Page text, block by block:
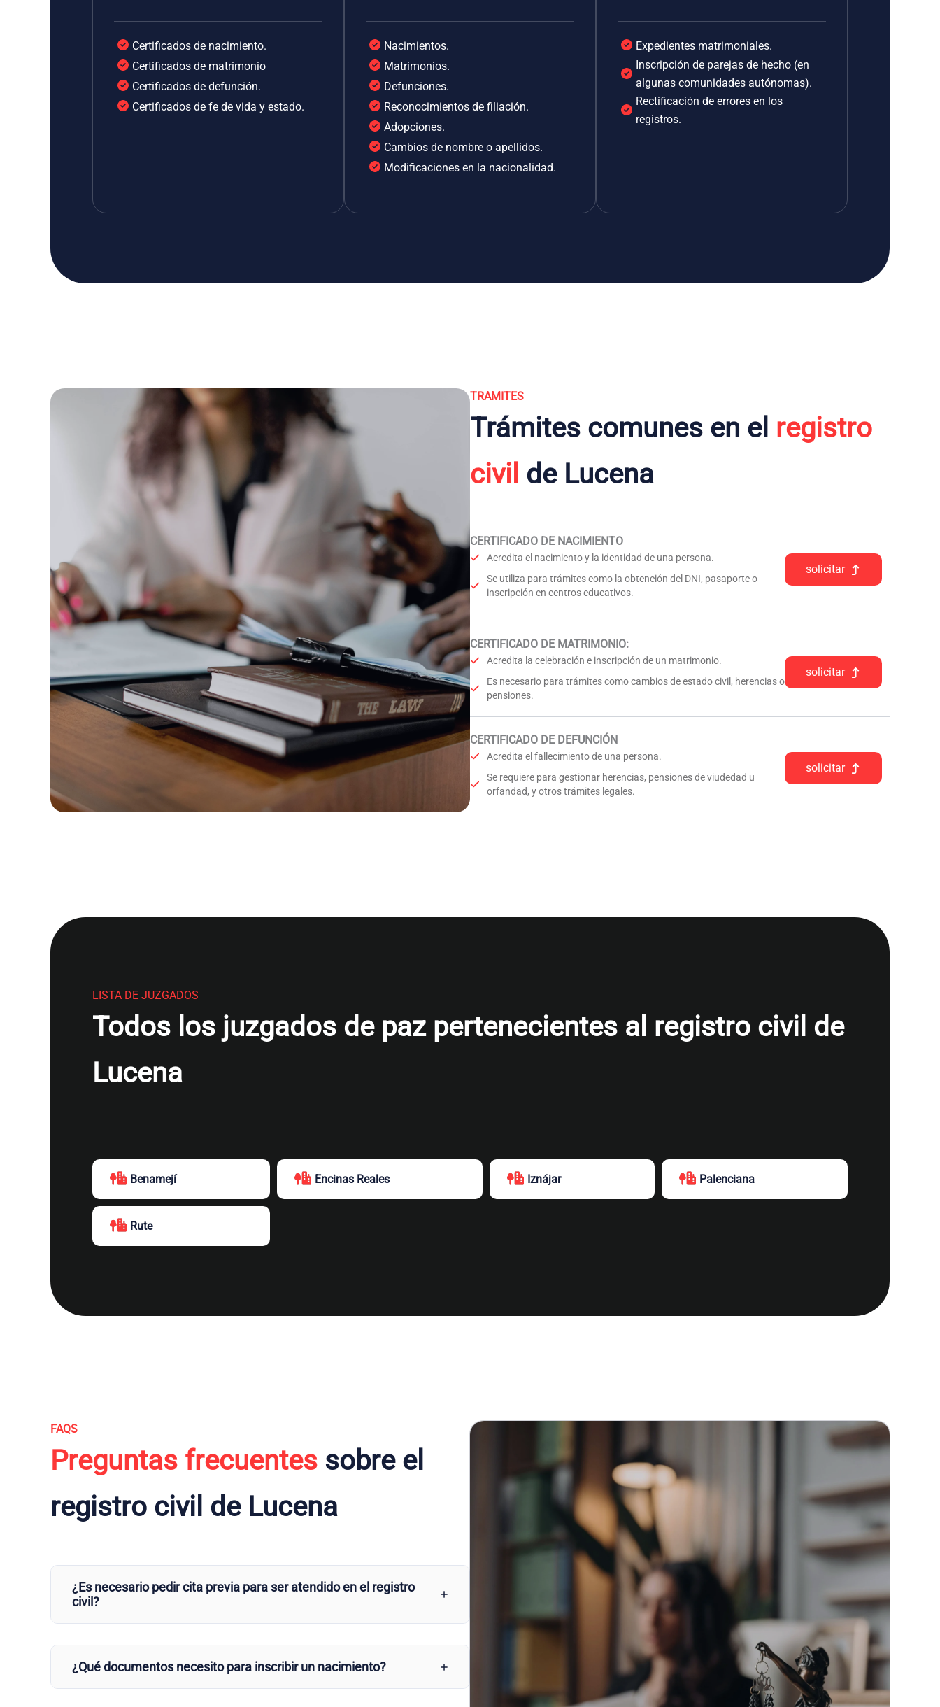
Certificados de nacimiento.
Certificados de matrimonio
Certificados de defunción.
Certificados de fe de vida y estado.
Nacimientos.
Matrimonios.
Defunciones.
Reconocimientos de filiación.
Adopciones.
Cambios de nombre o apellidos.
Modificaciones en la nacionalidad.
Expedientes matrimoniales.
Inscripción de parejas de hecho (en
algunas comunidades autónomas).
Rectificación de errores en los
registros.
TRAMITES
Trámites comunes en el registro
civil de Lucena
CERTIFICADO DE NACIMIENTO
Acredita el nacimiento y la identidad de una persona.
Se utiliza para trámites como la obtención del DNI, pasaporte o
inscripción en centros educativos.
solicitar
CERTIFICADO DE MATRIMONIO:
Acredita la celebración e inscripción de un matrimonio.
Es necesario para trámites como cambios de estado civil, herencias o
pensiones.
solicitar
CERTIFICADO DE DEFUNCIÓN
Acredita el fallecimiento de una persona.
Se requiere para gestionar herencias, pensiones de viudedad u
orfandad, y otros trámites legales.
solicitar
LISTA DE JUZGADOS
Todos los juzgados de paz pertenecientes al registro civil de
Lucena
Benamejí Encinas Reales Iznájar Palenciana
Rute
FAQS
Preguntas frecuentes sobre el
registro civil de Lucena
¿Es necesario pedir cita previa para ser atendido en el registro
civil?
¿Qué documentos necesito para inscribir un nacimiento?